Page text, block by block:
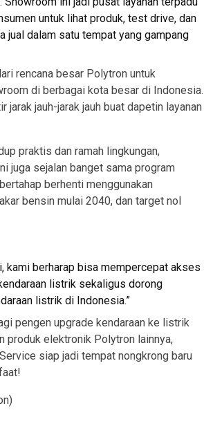
untuk lihat produk, test drive, dan
jual dalam satu tempat yang gampang
rencana besar Polytron untuk
di berbagai kota besar di Indonesia.
jarak jauh-jarak jauh buat dapetin layanan
praktis dan ramah lingkungan,
juga sejalan banget sama program
berhenti menggunakan
bensin mulai 2040, dan target nol
kami berharap bisa mempercepat akses
listrik sekaligus dorong
listrik di Indonesia.”
pengen upgrade kendaraan ke listrik
produk elektronik Polytron lainnya,
siap jadi tempat nongkrong baru